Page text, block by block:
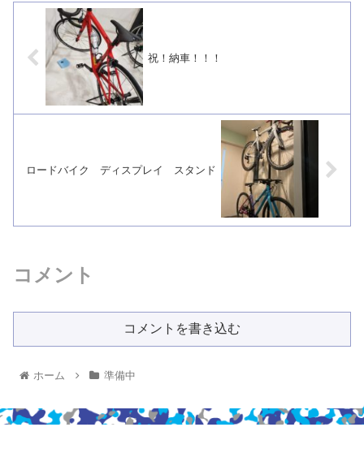
祝！納車！！！
ロードバイク ディスプレイ スタンド
コメント
コメントを書き込む
ホーム 準備中